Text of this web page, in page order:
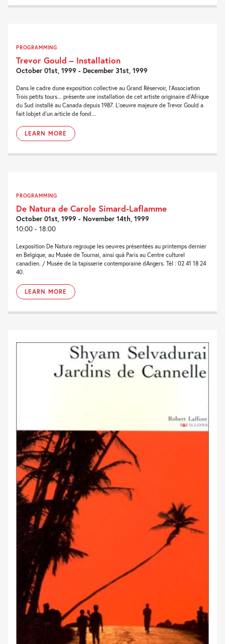
PROGRAMMING
Trevor Gould – Installation
October 01st, 1999 - December 31st, 1999
Dans le cadre dune exposition collective au Grand Réservoir, l'Association
Trois petits tours... présente une installation de cet artiste originaire d'Afrique
du Sud installé au Canada depuis 1987. L'oeuvre majeure de Trevor Gould a
fait lobjet d'un article de fond...
LEARN MORE
PROGRAMMING
De Natura de Carole Simard-Laflamme
October 01st, 1999 - November 14th, 1999
10:00 - 18:00
Lexposition De Natura regroupe les oeuvres présentées au printemps dernier
en Belgique, au Musée de Tournai, ainsi quà Paris au Centre culturel
canadien. / Musée de la tapisserie contemporaine dAngers. Tél : 02 41 18 24
40.
LEARN MORE